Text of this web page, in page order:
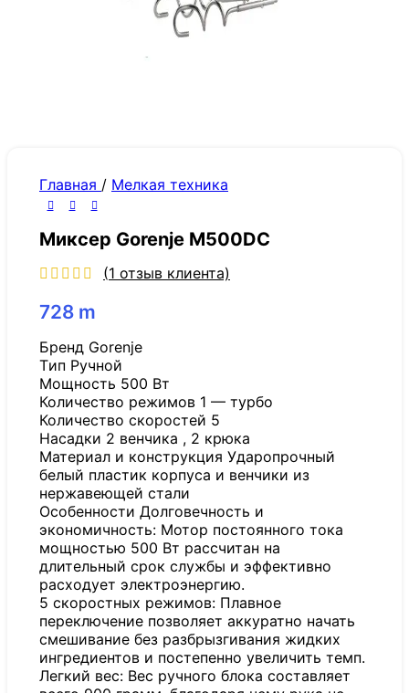
Главная / Мелкая техника
Миксер Gorenje M500DC
(1 отзыв клиента)
728 m
Бренд Gorenje
Tип Ручной
Мощность 500 Вт
Количество режимов 1 — турбо
Количество скоростей 5
Насадки 2 венчика , 2 крюка
Материал и конструкция Ударопрочный
белый пластик корпуса и венчики из
нержавеющей стали
Особенности Долговечность и
экономичность: Мотор постоянного тока
мощностью 500 Вт рассчитан на
длительный срок службы и эффективно
расходует электроэнергию.
5 скоростных режимов: Плавное
переключение позволяет аккуратно начать
смешивание без разбрызгивания жидких
ингредиентов и постепенно увеличить темп.
Легкий вес: Вес ручного блока составляет